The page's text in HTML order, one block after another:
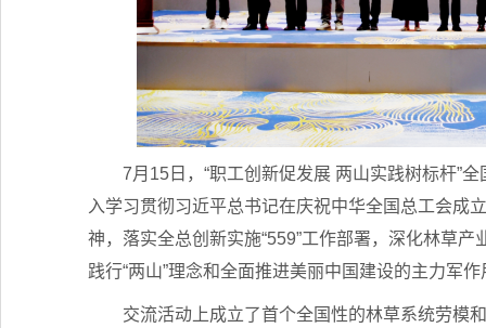
7月15日，“职工创新促发展 两山实践树标杆”
入学习贯彻习近平总书记在庆祝中华全国总工会成
神，落实全总创新实施“559”工作部署，深化林草
践行“两山”理念和全面推进美丽中国建设的主力军作
交流活动上成立了首个全国性的林草系统劳模